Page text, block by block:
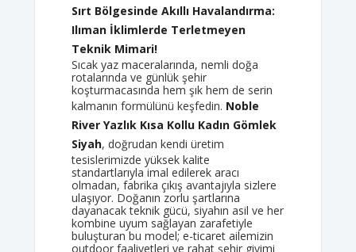
Sırt Bölgesinde Akıllı Havalandırma:
Ilıman İklimlerde Terletmeyen
Teknik Mimari!
Sıcak yaz maceralarında, nemli doğa
rotalarında ve günlük şehir
koşturmacasında hem şık hem de serin
kalmanın formülünü keşfedin. Noble
River Yazlık Kısa Kollu Kadın Gömlek
Siyah, doğrudan kendi üretim
tesislerimizde yüksek kalite
standartlarıyla imal edilerek aracı
olmadan, fabrika çıkış avantajıyla sizlere
ulaşıyor. Doğanın zorlu şartlarına
dayanacak teknik gücü, siyahın asil ve her
kombine uyum sağlayan zarafetiyle
buluşturan bu model; e-ticaret ailemizin
outdoor faaliyetleri ve rahat şehir giyimi